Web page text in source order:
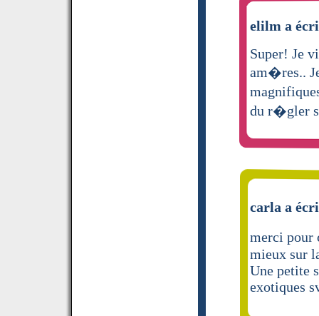
elilm a
Super! Je
am�res..
du r�gler
carla a
merci
mieux sur
Une petite
exotiques